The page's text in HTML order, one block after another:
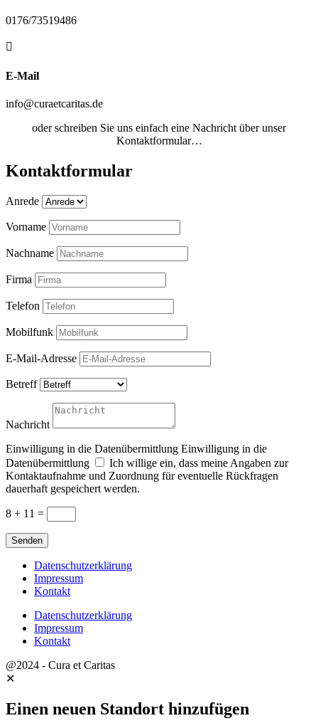
0176/73519486

E-Mail
info@curaetcaritas.de
oder schreiben Sie uns einfach eine Nachricht über unser
Kontaktformular…
Kontaktformular
Anrede
Vorname
Nachname
Firma
Telefon
Mobilfunk
E-Mail-Adresse
Betreff
Nachricht
Einwilligung in die Datenübermittlung Einwilligung in die
Datenübermittlung
Ich willige ein, dass meine Angaben zur
Kontaktaufnahme und Zuordnung für eventuelle Rückfragen
dauerhaft gespeichert werden.
8 + 11 =
Senden
Datenschutzerklärung
Impressum
Kontakt
Datenschutzerklärung
Impressum
Kontakt
@2024 - Cura et Caritas
✕
Einen neuen Standort hinzufügen